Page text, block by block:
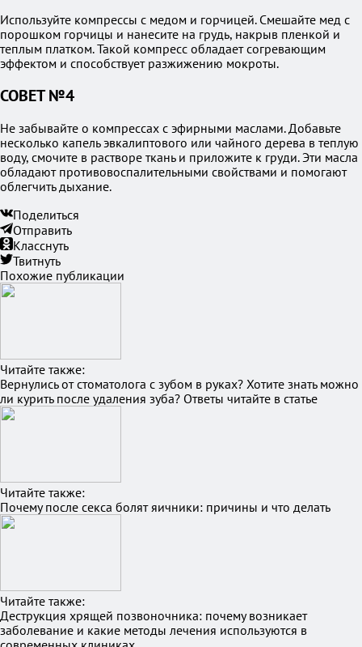
Используйте компрессы с медом и горчицей. Смешайте мед с
порошком горчицы и нанесите на грудь, накрыв пленкой и
теплым платком. Такой компресс обладает согревающим
эффектом и способствует разжижению мокроты.
СОВЕТ №4
Не забывайте о компрессах с эфирными маслами. Добавьте
несколько капель эвкалиптового или чайного дерева в теплую
воду, смочите в растворе ткань и приложите к груди. Эти масла
обладают противовоспалительными свойствами и помогают
облегчить дыхание.
Поделиться
Отправить
Класснуть
Твитнуть
Похожие публикации
Читайте также:
Вернулись от стоматолога с зубом в руках? Хотите знать можно
ли курить после удаления зуба? Ответы читайте в статье
Читайте также:
Почему после секса болят яичники: причины и что делать
Читайте также:
Деструкция хрящей позвоночника: почему возникает
заболевание и какие методы лечения используются в